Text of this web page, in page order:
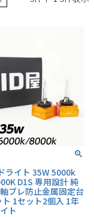
ライト 35W 5000k
D1S 専用設計 純
ブレ防止金属固定台
ト 1セット2個入 1年
ト